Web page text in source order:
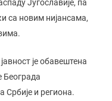
Југославије, па
са новим нијансама,
је обавештена
Београда
Србије и региона.